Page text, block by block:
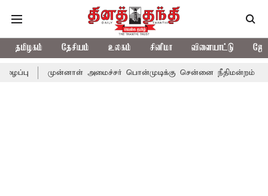
தமிழகம் தேசியம் உலகம் சினிமா விளையாட்டு
அமைச்சர் பொன்முடிக்கு சென்னை நீதிமன்றம் பிடிவாராண்ட்